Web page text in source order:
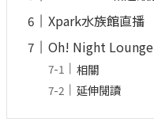
Xpark水族館直播
Oh! Night Lounge
相關
延伸閱讀